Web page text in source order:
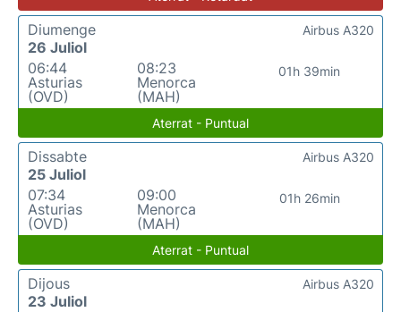
Diumenge
26 Juliol
06:44
Asturias
(OVD)
08:23
Menorca
(MAH)
01h 39min
Airbus A320
Aterrat - Puntual
Dissabte
25 Juliol
07:34
Asturias
(OVD)
09:00
Menorca
(MAH)
01h 26min
Airbus A320
Aterrat - Puntual
Dijous
23 Juliol
Airbus A320